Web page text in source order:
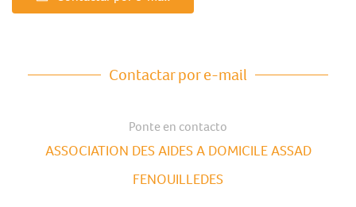
Contactar por e-mail
Ponte en contacto
ASSOCIATION DES AIDES A DOMICILE ASSAD
FENOUILLEDES